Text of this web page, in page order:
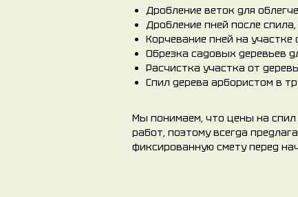
Дробление веток для
Дробление пней после
Корчевание пней на
Обрезка садовых деревьев
Расчистка участка от
Спил дерева арбористом в
Мы понимаем, что цены на спил
работ, поэтому всегда
фиксированную смету перед